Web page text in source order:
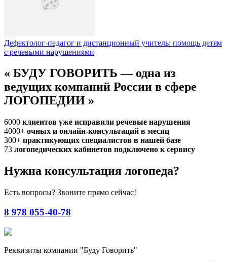
Дефектолог-педагог и дистанционный учитель: помощь детям
с речевыми нарушениями
« БУДУ ГОВОРИТЬ — одна из
ведущих компаний России в сфере
ЛОГОПЕДИИ »
6000 клиентов уже исправили речевые нарушения
4000+ очных и онлайн-консультаций в месяц
300+ практикующих специалистов в нашей базе
73 логопедических кабинетов подключено к сервису
Нужна консультация логопеда?
Есть вопросы? Звоните прямо сейчас!
8 978 055-40-78
Реквизиты компании "Буду Говорить"